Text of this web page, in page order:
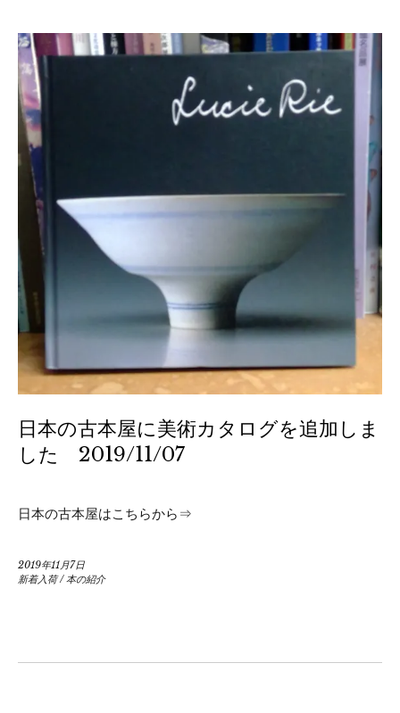
日本の古本屋に美術カタログを追加しま
した 2019/11/07
日本の古本屋はこちらから⇒
2019年11月7日
新着入荷/本の紹介